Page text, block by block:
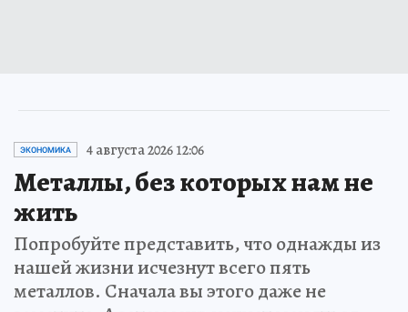
ЭКОНОМИКА 4 августа 2026 12:06
Металлы, без которых нам не
жить
Попробуйте представить, что однажды из
нашей жизни исчезнут всего пять
металлов. Сначала вы этого даже не